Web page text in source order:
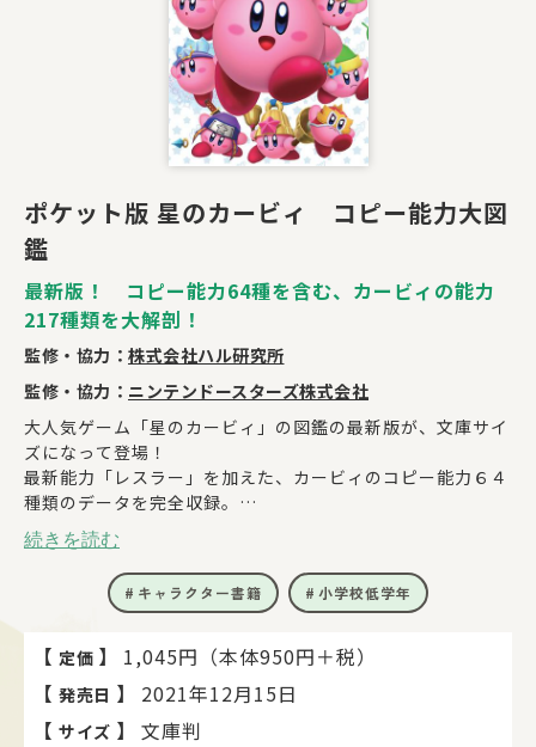
ポケット版 星のカービィ コピー能力大図
鑑
最新版！ コピー能力64種を含む、カービィの能力
217種類を大解剖！
監修・協力： 株式会社ハル研究所
監修・協力： ニンテンドースターズ株式会社
大人気ゲーム「星のカービィ」の図鑑の最新版が、文庫サイ
ズになって登場！
最新能力「レスラー」を加えた、カービィのコピー能力６４
種類のデータを完全収録。
コピー能力以外にも、ロボボアーマーやメタモル能力、ドリ
ームフレンズなど
特殊能力を含めた217種類の情報がもりだくさん！
本書は『星のカービィ コピー能力大図鑑』（2018年12月
20日発行）をもとに、2021年10月までの情報を加え再編集
(C)Nintendo / HAL Laboratory, Inc. KB21-6792
続きを読む
キャラクター書籍 小学校低学年
【 定価 】
1,045円（本体950円＋税）
【 発売日 】
2021年12月15日
【 サイズ 】
文庫判